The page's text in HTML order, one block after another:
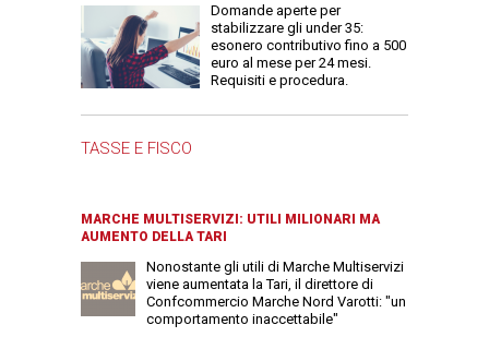
Domande aperte per
stabilizzare gli under 35:
esonero contributivo fino a 500
euro al mese per 24 mesi.
Requisiti e procedura.
TASSE E FISCO
MARCHE MULTISERVIZI: UTILI MILIONARI MA
AUMENTO DELLA TARI
Nonostante gli utili di Marche Multiservizi
viene aumentata la Tari, il direttore di
Confcommercio Marche Nord Varotti: "un
comportamento inaccettabile"